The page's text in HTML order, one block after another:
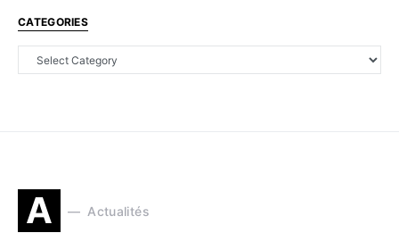
CATEGORIES
A Actualités